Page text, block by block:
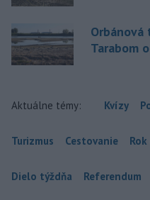
Tarabom
Aktuálne témy: Kvízy
Turizmus Cestovanie
Dielo týždňa Referendum